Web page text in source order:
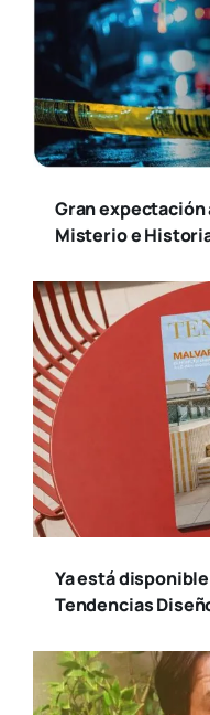
Gran expectación
Misterio e
Ya está
Tendencias